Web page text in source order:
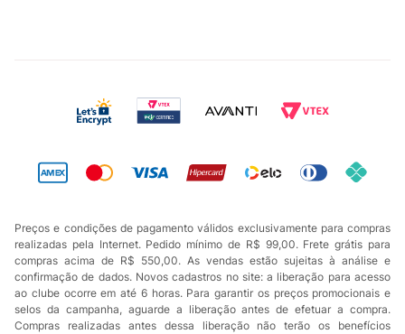
Preços e condições de pagamento válidos exclusivamente para compras
realizadas pela Internet. Pedido mínimo de R$ 99,00. Frete grátis para
compras acima de R$ 550,00. As vendas estão sujeitas à análise e
confirmação de dados. Novos cadastros no site: a liberação para acesso
ao clube ocorre em até 6 horas. Para garantir os preços promocionais e
selos da campanha, aguarde a liberação antes de efetuar a compra.
Compras realizadas antes dessa liberação não terão os benefícios